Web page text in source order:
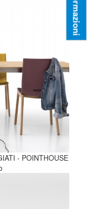
Informazioni
- POINTHOUSE